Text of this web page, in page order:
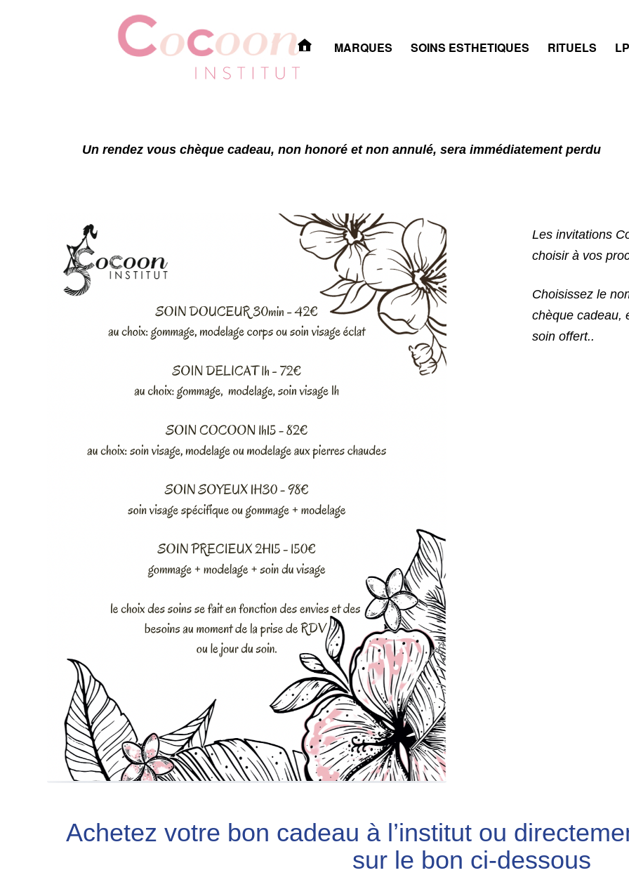
ACCUEIL
MARQUES SOINS ESTHETIQUES RITUELS
Un rendez vous chèque cadeau, non honoré et non annulé, sera immédiatement perdu
Les invitations
choisir à vos
Choisissez le
chèque cadeau,
soin offert..
Achetez votre bon cadeau à l’institut ou
sur le bon ci-dessous